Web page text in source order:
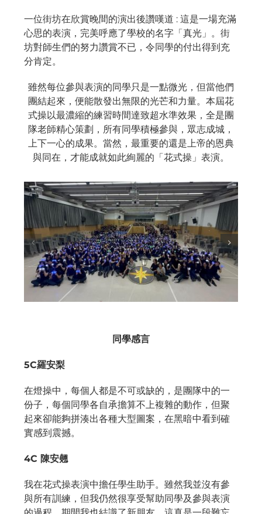
一位街坊在欣賞晚間的演出後讚嘆道 : 這是一場充滿
心思的表演，完美呼應了學校的名字「真光」。街
坊對師生們的努力讚賞不已，令同學的付出得到充
分肯定。
雖然每位參與表演的同學只是一點微光，但當他們
團結起來，便能散發出無限的光芒和力量。本屆花
式操以最濃縮的練習時間達致超水準效果，全是團
隊老師精心策劃，所有同學積極參與，眾志成城，
上下一心的成果。當然，最重要的還是上帝的恩典
與同在，才能成就如此絢麗的「花式操」表演。
同學感言
5C羅安梨
在燈操中，每個人都是不可或缺的，是團隊中的一
份子，每個同學各自承擔算不上複雜的動作，但聚
起來卻能夠拼湊出各種大型圖案，在黑暗中看到確
實感到震撼。
4C 陳安翹
我在花式操表演中擔任學生助手。雖然我並沒有參
與所有訓練，但我仍然很享受幫助同學及參與表演